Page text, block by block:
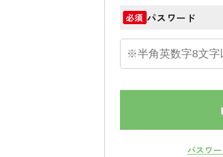
必須 パスワード
パスワ